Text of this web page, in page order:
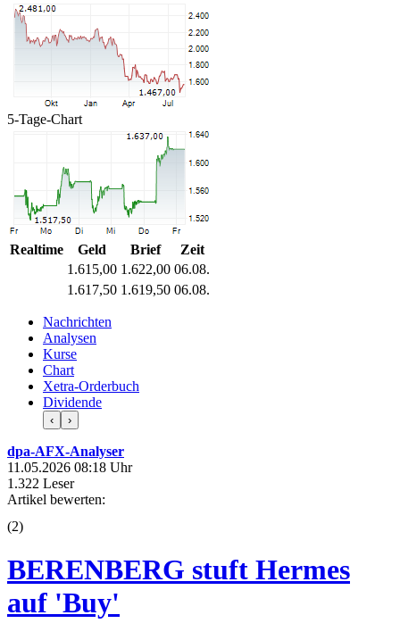
5-Tage-Chart
Realtime Geld Brief
Zeit
1.615,00 1.622,00 06.08.
1.617,50 1.619,50 06.08.
Nachrichten
Analysen
Kurse
Chart
Xetra-Orderbuch
Dividende
‹ ›
dpa-AFX-Analyser
11.05.2026 08:18 Uhr
1.322 Leser
Artikel bewerten:
(2)
BERENBERG stuft Hermes
auf 'Buy'